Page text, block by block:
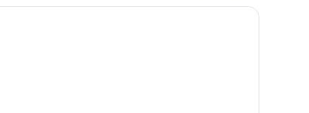
lampe.